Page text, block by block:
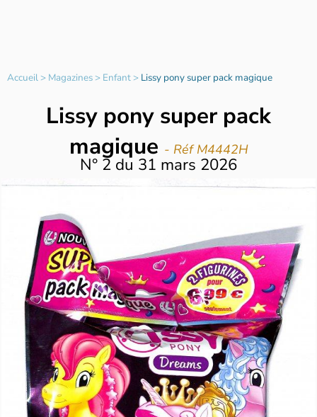
Accueil> Magazines> Enfant> Lissy pony super pack magique
Lissy pony super pack
magique - Réf M4442H
N° 2du 31 mars 2026